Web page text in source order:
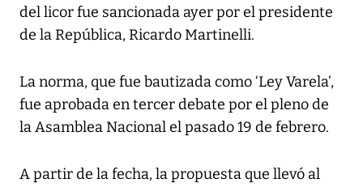
del licor fue sancionada ayer por el presidente
de la República, Ricardo Martinelli.
La norma, que fue bautizada como ‘Ley Varela’,
fue aprobada en tercer debate por el pleno de
la Asamblea Nacional el pasado 19 de febrero.
A partir de la fecha, la propuesta que llevó al